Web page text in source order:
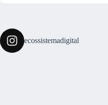
ecossistemadigital